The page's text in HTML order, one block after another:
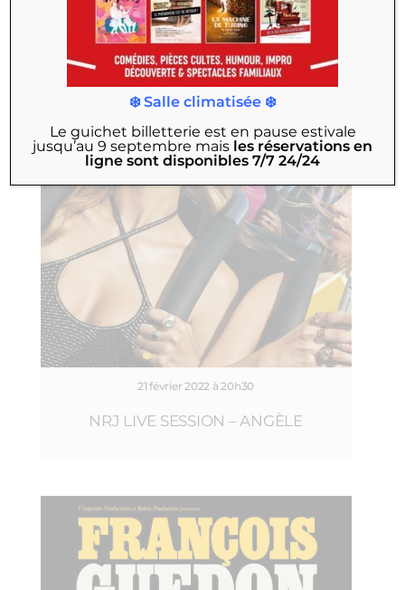
21 février 2022 à 20h30
NRJ LIVE SESSION – ANGÈLE
❄️ Salle climatisée ❄️
Le guichet billetterie est en pause estivale
jusqu’au 9 septembre mais les réservations en
ligne sont disponibles 7/7 24/24